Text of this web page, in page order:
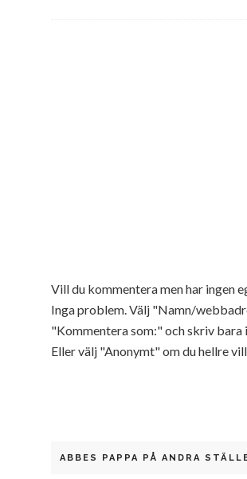
Vill du kommentera men har ingen
Inga problem. Välj "Namn/
"Kommentera som:" och skriv bara
Eller välj "Anonymt" om du hellre
ABBES PAPPA PÅ ANDRA